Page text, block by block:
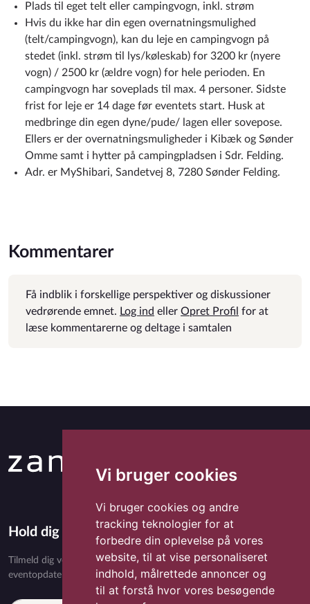
Vi bruger cookies
Vi bruger cookies og andre
tracking teknologier for at
forbedre din oplevelse på vores
website, til at vise personaliseret
indhold, målrettede annoncer og
til at forstå hvor vores besøgende
Plads til eget telt eller campingvogn, inkl. strøm
Hvis du ikke har din egen overnatningsmulighed
(telt/campingvogn), kan du leje en campingvogn på
stedet (inkl. strøm til lys/køleskab) for 3200 kr (nyere
vogn) / 2500 kr (ældre vogn) for hele perioden. En
campingvogn har soveplads til max. 4 personer. Sidste
frist for leje er 14 dage før eventets start. Husk at
medbringe din egen dyne/pude/ lagen eller sovepose.
Ellers er der overnatningsmuligheder i Kibæk og Sønder
Omme samt i hytter på campingpladsen i Sdr. Felding.
Adr. er MyShibari, Sandetvej 8, 7280 Sønder Felding.
Kommentarer
Få indblik i forskellige perspektiver og diskussioner
vedrørende emnet. Log ind eller Opret Profil for at
læse kommentarerne og deltage i samtalen
Hold dig opdateret med Zandora
Tilmeld dig vores nyhedsbrev og få eksklusivt indhold, nyheder,
eventopdateringer og særlige tilbud direkte i din indbakke.